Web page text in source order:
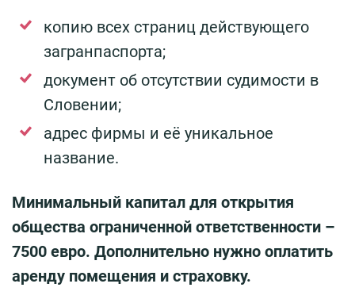
копию всех страниц действующего
загранпаспорта;
документ об отсутствии судимости в
Словении;
адрес фирмы и её уникальное
название.
Минимальный капитал для открытия
общества ограниченной ответственности –
7500 евро. Дополнительно нужно оплатить
аренду помещения и страховку.